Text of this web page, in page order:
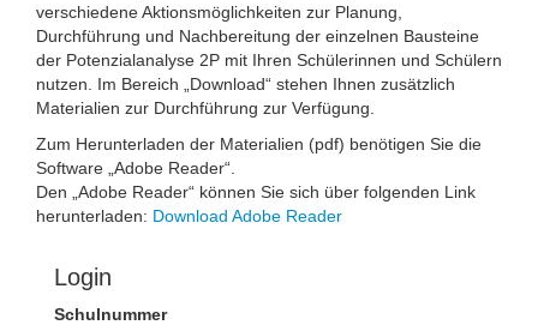
verschiedene Aktionsmöglichkeiten zur Planung,
Durchführung und Nachbereitung der einzelnen Bausteine
der Potenzialanalyse 2P mit Ihren Schülerinnen und Schülern
nutzen. Im Bereich „Download“ stehen Ihnen zusätzlich
Materialien zur Durchführung zur Verfügung.
Zum Herunterladen der Materialien (pdf) benötigen Sie die
Software „Adobe Reader“.
Den „Adobe Reader“ können Sie sich über folgenden Link
herunterladen: Download Adobe Reader
Login
Schulnummer